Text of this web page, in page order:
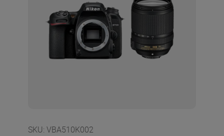
SKU: VBA510K002